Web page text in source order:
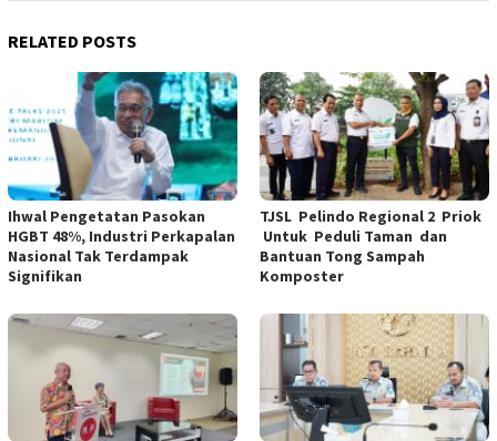
RELATED POSTS
Ihwal Pengetatan Pasokan
HGBT 48%, Industri Perkapalan
Nasional Tak Terdampak
Signifikan
TJSL Pelindo Regional 2 Priok
Untuk Peduli Taman dan
Bantuan Tong Sampah
Komposter